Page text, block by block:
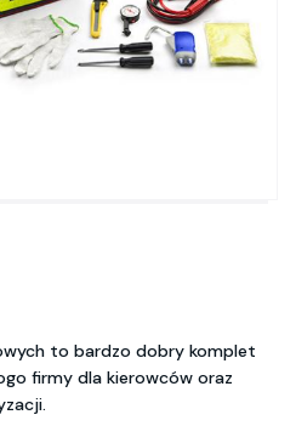
to bardzo dobry komplet
firmy dla kierowców oraz